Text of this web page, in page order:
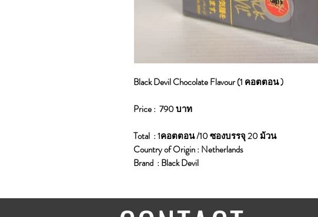
Black Devil Chocolate Flavour (1 คอตตอน )
Price : 790 บาท
Total : 1คอตตอน /10 ซองบรรจุ 20 ม้วน
Country of Origin : Netherlands
Brand : Black Devil